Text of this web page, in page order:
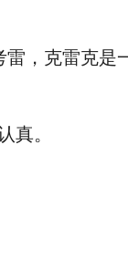
，克雷克是
真。